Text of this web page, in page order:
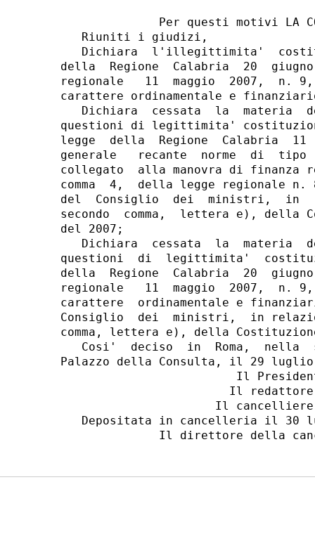
Per questi motivi LA
   Riuniti i giudizi,
Dichiara  l'illegittimita'
della  Regione  Calabria  20
regionale   11  maggio  2007,
carattere ordinamentale e
Dichiara  cessata  la  materia
questioni di legittimita'
legge  della  Regione  Calabria  11
generale   recante  norme  di
collegato  alla manovra di finanza
comma  4,  della legge regionale
del  Consiglio  dei  ministri,  in
secondo  comma,  lettera e),
del 2007;
Dichiara  cessata  la  materia
questioni  di  legittimita'
della  Regione  Calabria  20
regionale   11  maggio  2007,
carattere  ordinamentale e
Consiglio  dei  ministri,  in
comma, lettera e), della
Cosi'  deciso  in  Roma,  nella
Palazzo della Consulta, il 29 luglio
Il
Il
Il
Depositata in cancelleria il 30